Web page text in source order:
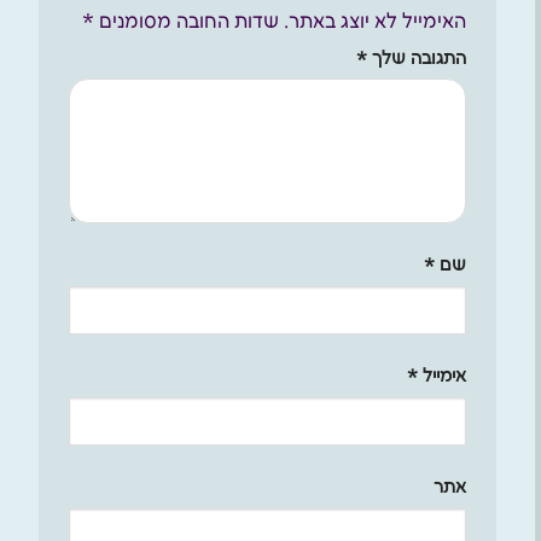
האימייל לא יוצג באתר. שדות החובה מסומנים *
התגובה שלך *
שם *
אימייל *
אתר